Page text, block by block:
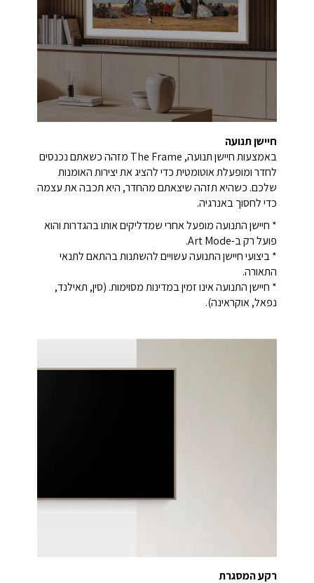
חיישן תנועה
באמצעות חיישן תנועה, The Frame מזהה כשאתם נכנסים
לחדר ומופעלת אוטומטית כדי להציג את יצירות האומנות
שלכם. כשהיא תזהה שיצאתם מהחדר, היא תכבה את עצמה
כדי לחסוך באנרגיה.
* חיישן התנועה מופעל אחרי שמדליקים אותו בהגדרות והוא
פועל רק ב-Art Mode.
* ביצועי חיישן התנועה עשויים להשתנות בהתאם לתנאי
התאורה.
* חיישן התנועה אינו זמין במדינות מסוימות. (סין, תאילנד,
נפאל, אוקראינה).
רקע המסגרת